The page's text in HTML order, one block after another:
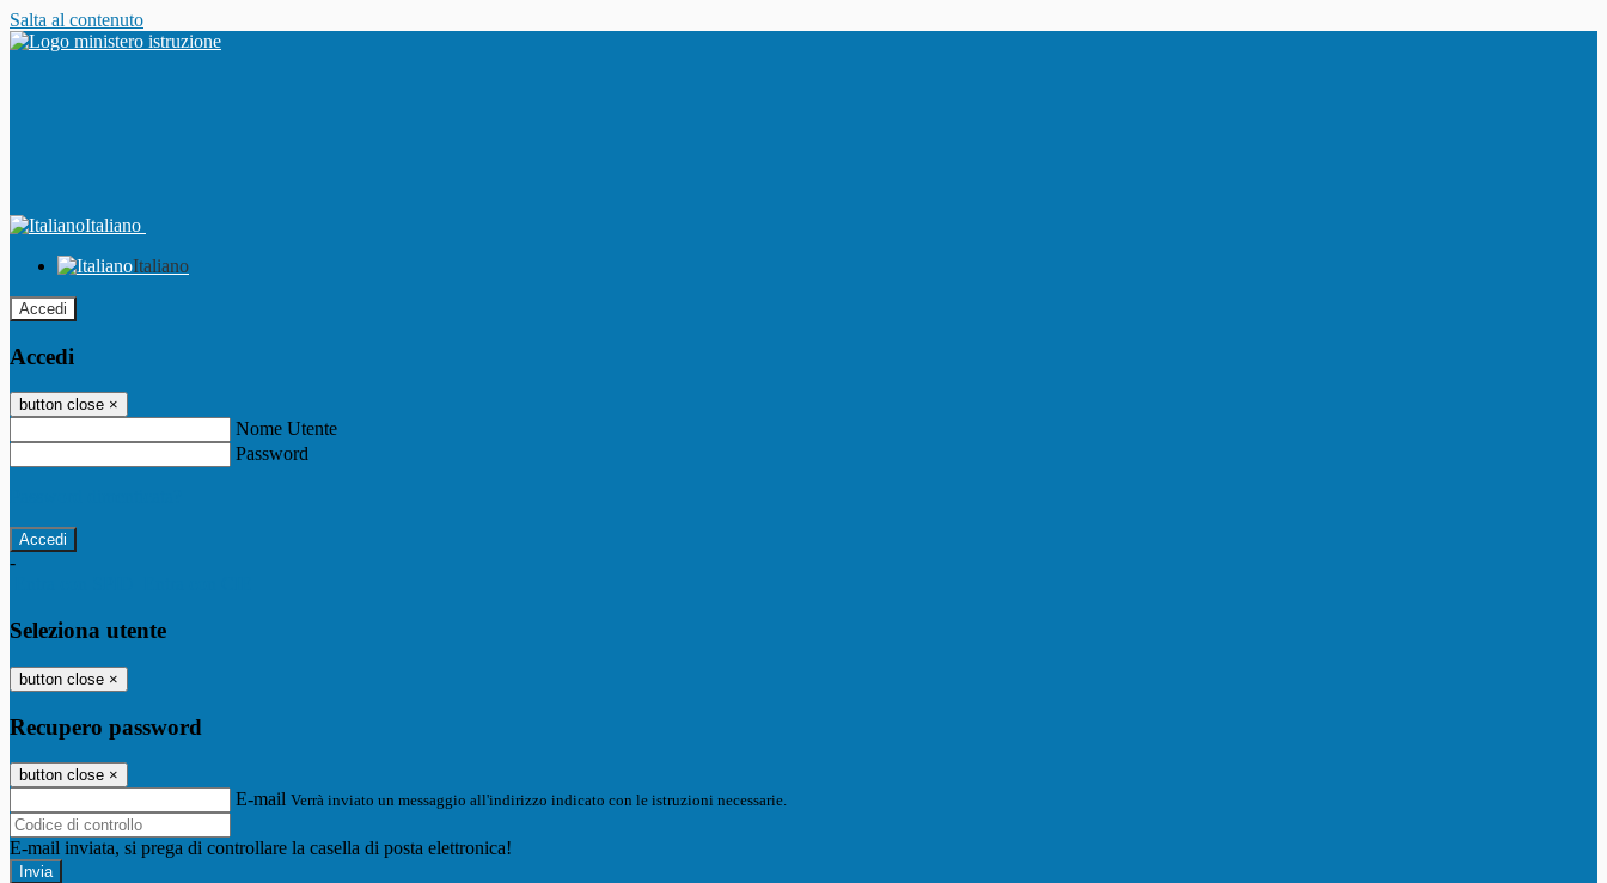
Salta al contenuto
Italiano
Italiano
Accedi
Accedi
button close ×
Nome Utente
Password
-
Seleziona utente
button close ×
Recupero password
button close ×
E-mail Verrà inviato un messaggio all'indirizzo indicato con le istruzioni necessarie.
E-mail inviata, si prega di controllare la casella di posta elettronica!